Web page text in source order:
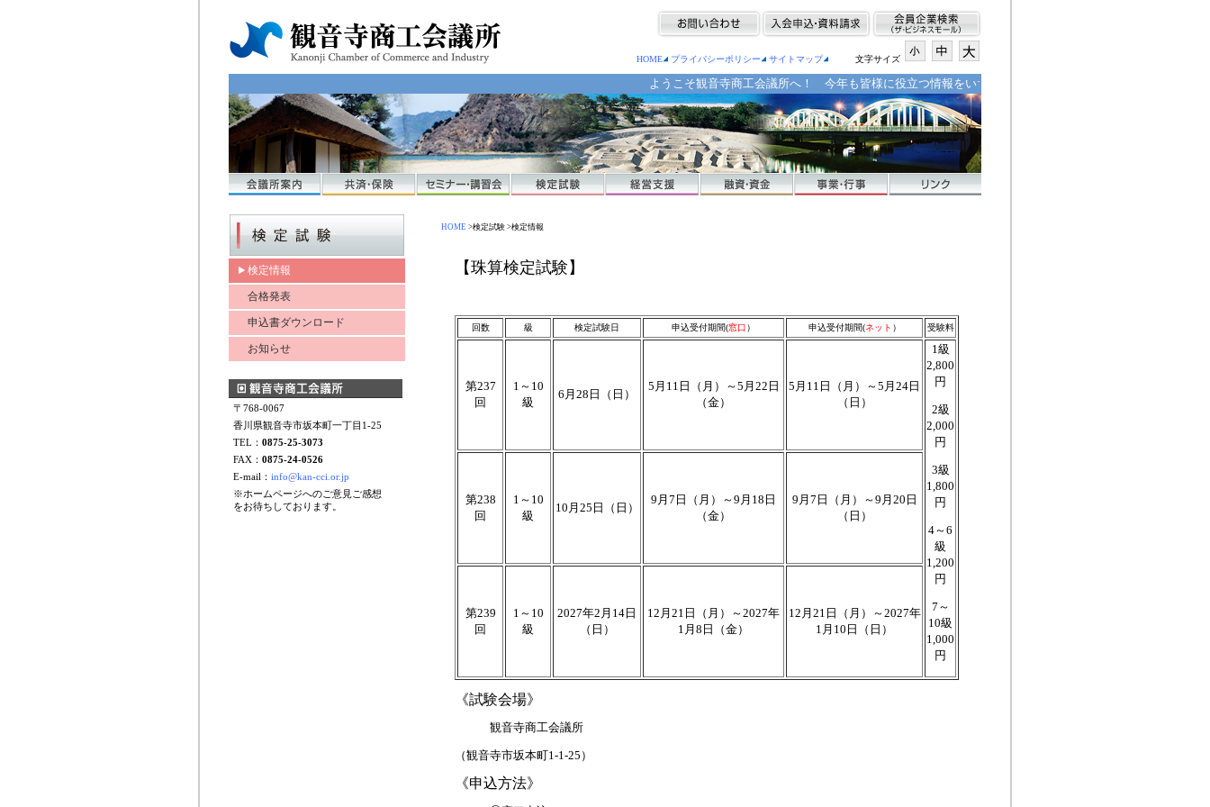
HOME プライバシーポリシー サイトマップ 文字サイズ
ようこそ観音寺商工会議所へ！ 今年も皆様に役立つ情報をいち早くお届けできるよう努力してまいります。
検定情報
合格発表
申込書ダウンロード
お知らせ
〒768-0067
香川県観音寺市坂本町一丁目1-25
TEL： 0875-25-3073
FAX： 0875-24-0526
E-mail： info@kan-cci.or.jp
※ホームページへのご意見ご感想
をお待ちしております。
HOME >検定試験 >検定情報
【珠算検定試験】
回数 級 検定試験日 申込受付期間(窓口） 申込受付期間(ネット ） 受験料
第237
回
1～10
級
6 月28日（日）
5月11日（月）～5月22日
（金）
5月11日（月）～5月24日
（日）
1級
2,800
円
2級
2,000
円
3級
1,800
円
4～6
級
1,200
円
7～
10級
1,000
円
第238
回
1～10
級
10月25日（日）
9月7 日（月）～9月18日
（金）
9月7日（月）～9月20日
（日）
第239
回
1～10
級
2027年2月14日
（日）
12月21日（月）～2027年
1月8日（金）
12月21日（月）～2027年
1月10日（日）
《試験会場》
観音寺商工会議所
（観音寺市坂本町1-1-25）
《申込方法》